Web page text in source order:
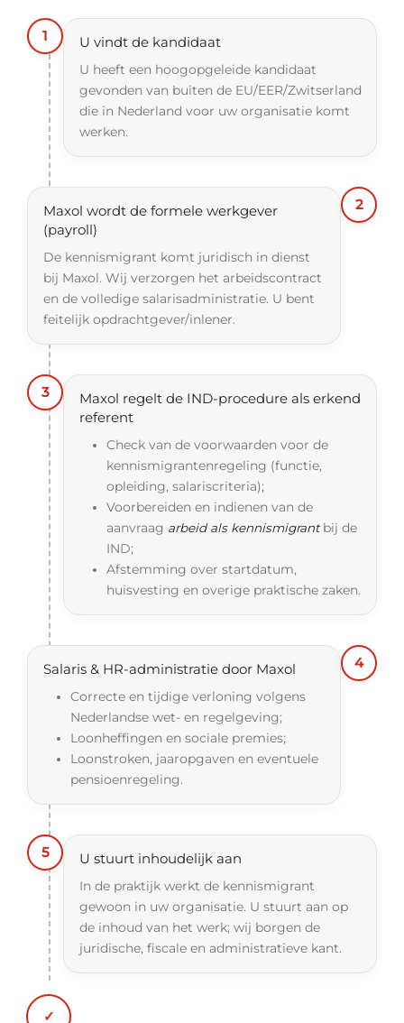
1 U vindt de kandidaat
U heeft een hoogopgeleide kandidaat
gevonden van buiten de EU/EER/Zwitserland
die in Nederland voor uw organisatie komt
werken.
2
Maxol wordt de formele werkgever
(payroll)
De kennismigrant komt juridisch in dienst
bij Maxol. Wij verzorgen het arbeidscontract
en de volledige salarisadministratie. U bent
feitelijk opdrachtgever/inlener.
3
Maxol regelt de IND-procedure als erkend
referent
Check van de voorwaarden voor de
kennismigrantenregeling (functie,
opleiding, salariscriteria);
Voorbereiden en indienen van de
aanvraag arbeid als kennismigrantbij de
IND;
Afstemming over startdatum,
huisvesting en overige praktische zaken.
4
Salaris & HR-administratie door Maxol
Correcte en tijdige verloning volgens
Nederlandse wet- en regelgeving;
Loonheffingen en sociale premies;
Loonstroken, jaaropgaven en eventuele
pensioenregeling.
5 U stuurt inhoudelijk aan
In de praktijk werkt de kennismigrant
gewoon in uw organisatie. U stuurt aan op
de inhoud van het werk; wij borgen de
juridische, fiscale en administratieve kant.